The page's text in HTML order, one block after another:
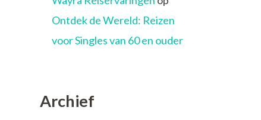
Ontdek de Wereld: Reizen
voor Singles van 60 en ouder
Archief